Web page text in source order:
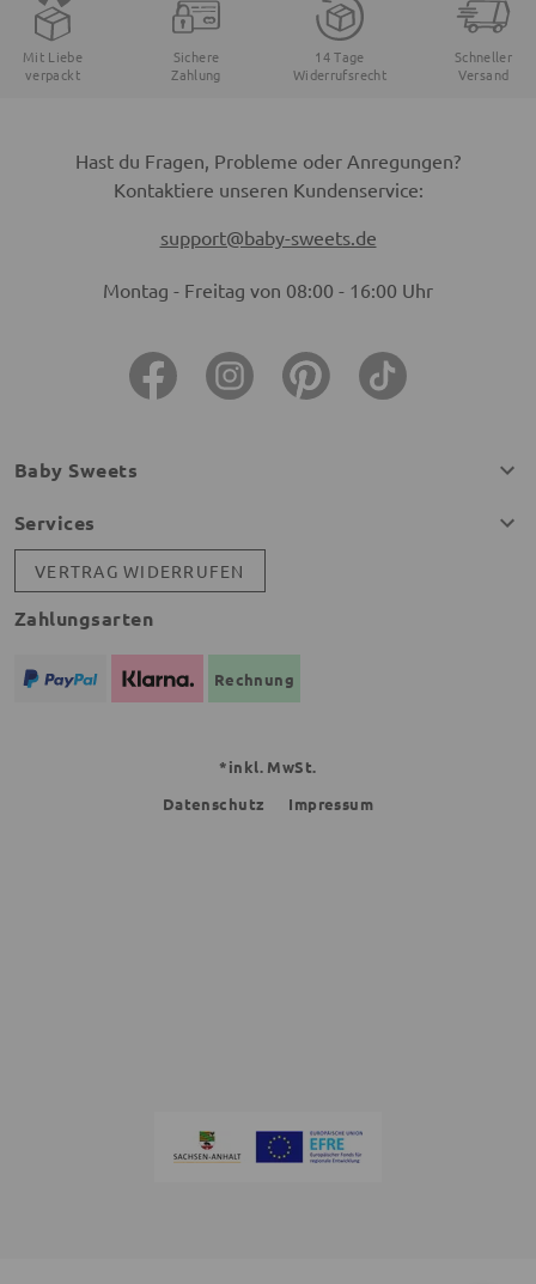
Mit Liebe
verpackt
Sichere
Zahlung
14 Tage
Widerrufsrecht
Schneller
Versand
Hast du Fragen, Probleme oder Anregungen?
Kontaktiere unseren Kundenservice:
support@baby-sweets.de
Montag - Freitag von 08:00 - 16:00 Uhr
Baby Sweets
Services
VERTRAG WIDERRUFEN
Zahlungsarten
Rechnung
*inkl. MwSt.
Datenschutz
Impressum